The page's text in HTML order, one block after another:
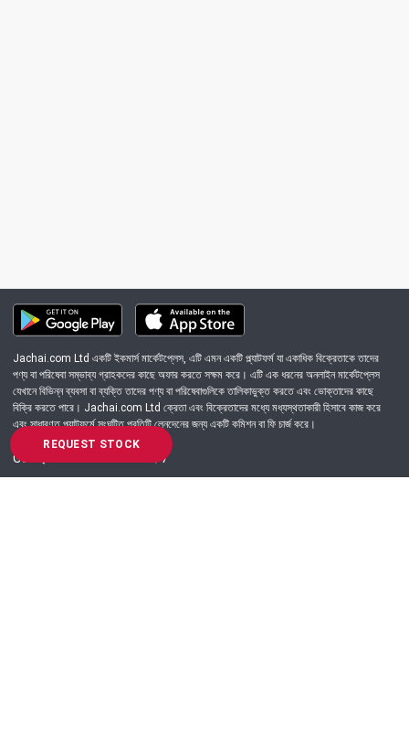
REQUEST STOCK
Jachai.com Ltd একটি ইকমার্স মার্কেটপ্লেস, এটি এমন একটি প্ল্যাটফর্ম যা একাধিক বিক্রেতাকে তাদের
পণ্য বা পরিষেবা সম্ভাব্য গ্রাহকদের কাছে অফার করতে সক্ষম করে। এটি এক ধরনের অনলাইন মার্কেটপ্লেস
যেখানে বিভিন্ন ব্যবসা বা ব্যক্তি তাদের পণ্য বা পরিষেবাগুলিকে তালিকাভুক্ত করতে এবং ভোক্তাদের কাছে
বিক্রি করতে পারে। Jachai.com Ltd ক্রেতা এবং বিক্রেতাদের মধ্যে মধ্যস্থতাকারী হিসাবে কাজ করে
এবং সাধারণত প্ল্যাটফর্মে সংঘটিত প্রতিটি লেনদেনের জন্য একটি কমিশন বা ফি চার্জ করে।
Got Question? Call us 24/7